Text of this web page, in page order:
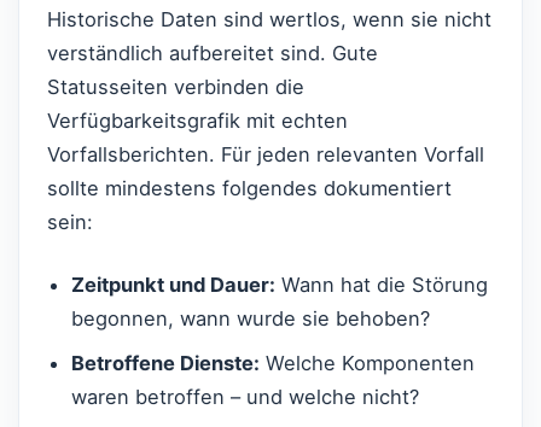
Historische Daten sind wertlos, wenn sie nicht
verständlich aufbereitet sind. Gute
Statusseiten verbinden die
Verfügbarkeitsgrafik mit echten
Vorfallsberichten. Für jeden relevanten Vorfall
sollte mindestens folgendes dokumentiert
sein:
Zeitpunkt und Dauer: Wann hat die Störung
begonnen, wann wurde sie behoben?
Betroffene Dienste: Welche Komponenten
waren betroffen – und welche nicht?